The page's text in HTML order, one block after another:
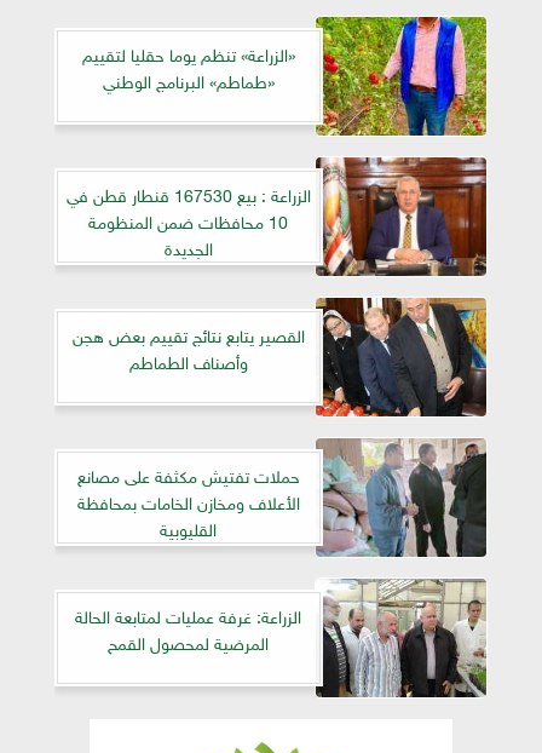
«الزراعة» تنظم يوما حقليا لتقييم
«طماطم» البرنامج الوطني
الزراعة : بيع 167530 قنطار قطن في
10 محافظات ضمن المنظومة
الجديدة
القصير يتابع نتائج تقييم بعض هجن
وأصناف الطماطم
حملات تفتيش مكثفة على مصانع
الأعلاف ومخازن الخامات بمحافظة
القليوبية
الزراعة: غرفة عمليات لمتابعة الحالة
المرضية لمحصول القمح